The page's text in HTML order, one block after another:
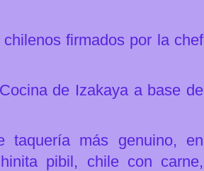
firmados por la chef
de Izakaya a base de
taquería más genuino, en
pibil, chile con carne,